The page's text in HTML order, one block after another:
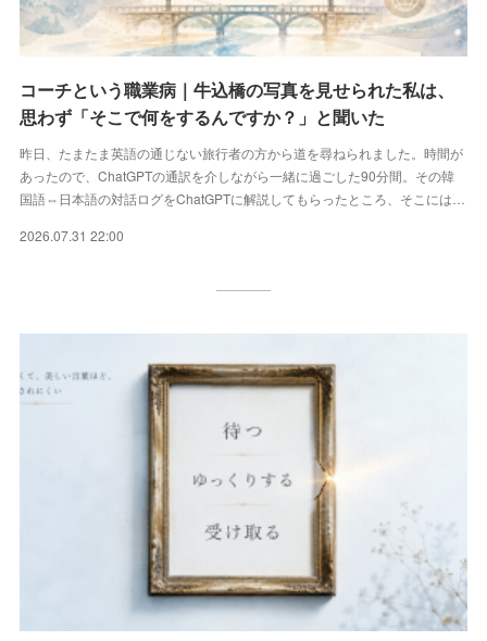
コーチという職業病｜牛込橋の写真を見せられた私は、
思わず「そこで何をするんですか？」と聞いた
昨日、たまたま英語の通じない旅行者の方から道を尋ねられました。時間が
あったので、ChatGPTの通訳を介しながら一緒に過ごした90分間。その韓
国語⇔日本語の対話ログをChatGPTに解説してもらったところ、そこには…
2026.07.31 22:00